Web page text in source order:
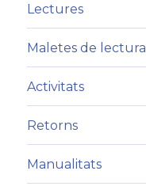
Lectures
Maletes de lectura
Activitats
Retorns
Manualitats